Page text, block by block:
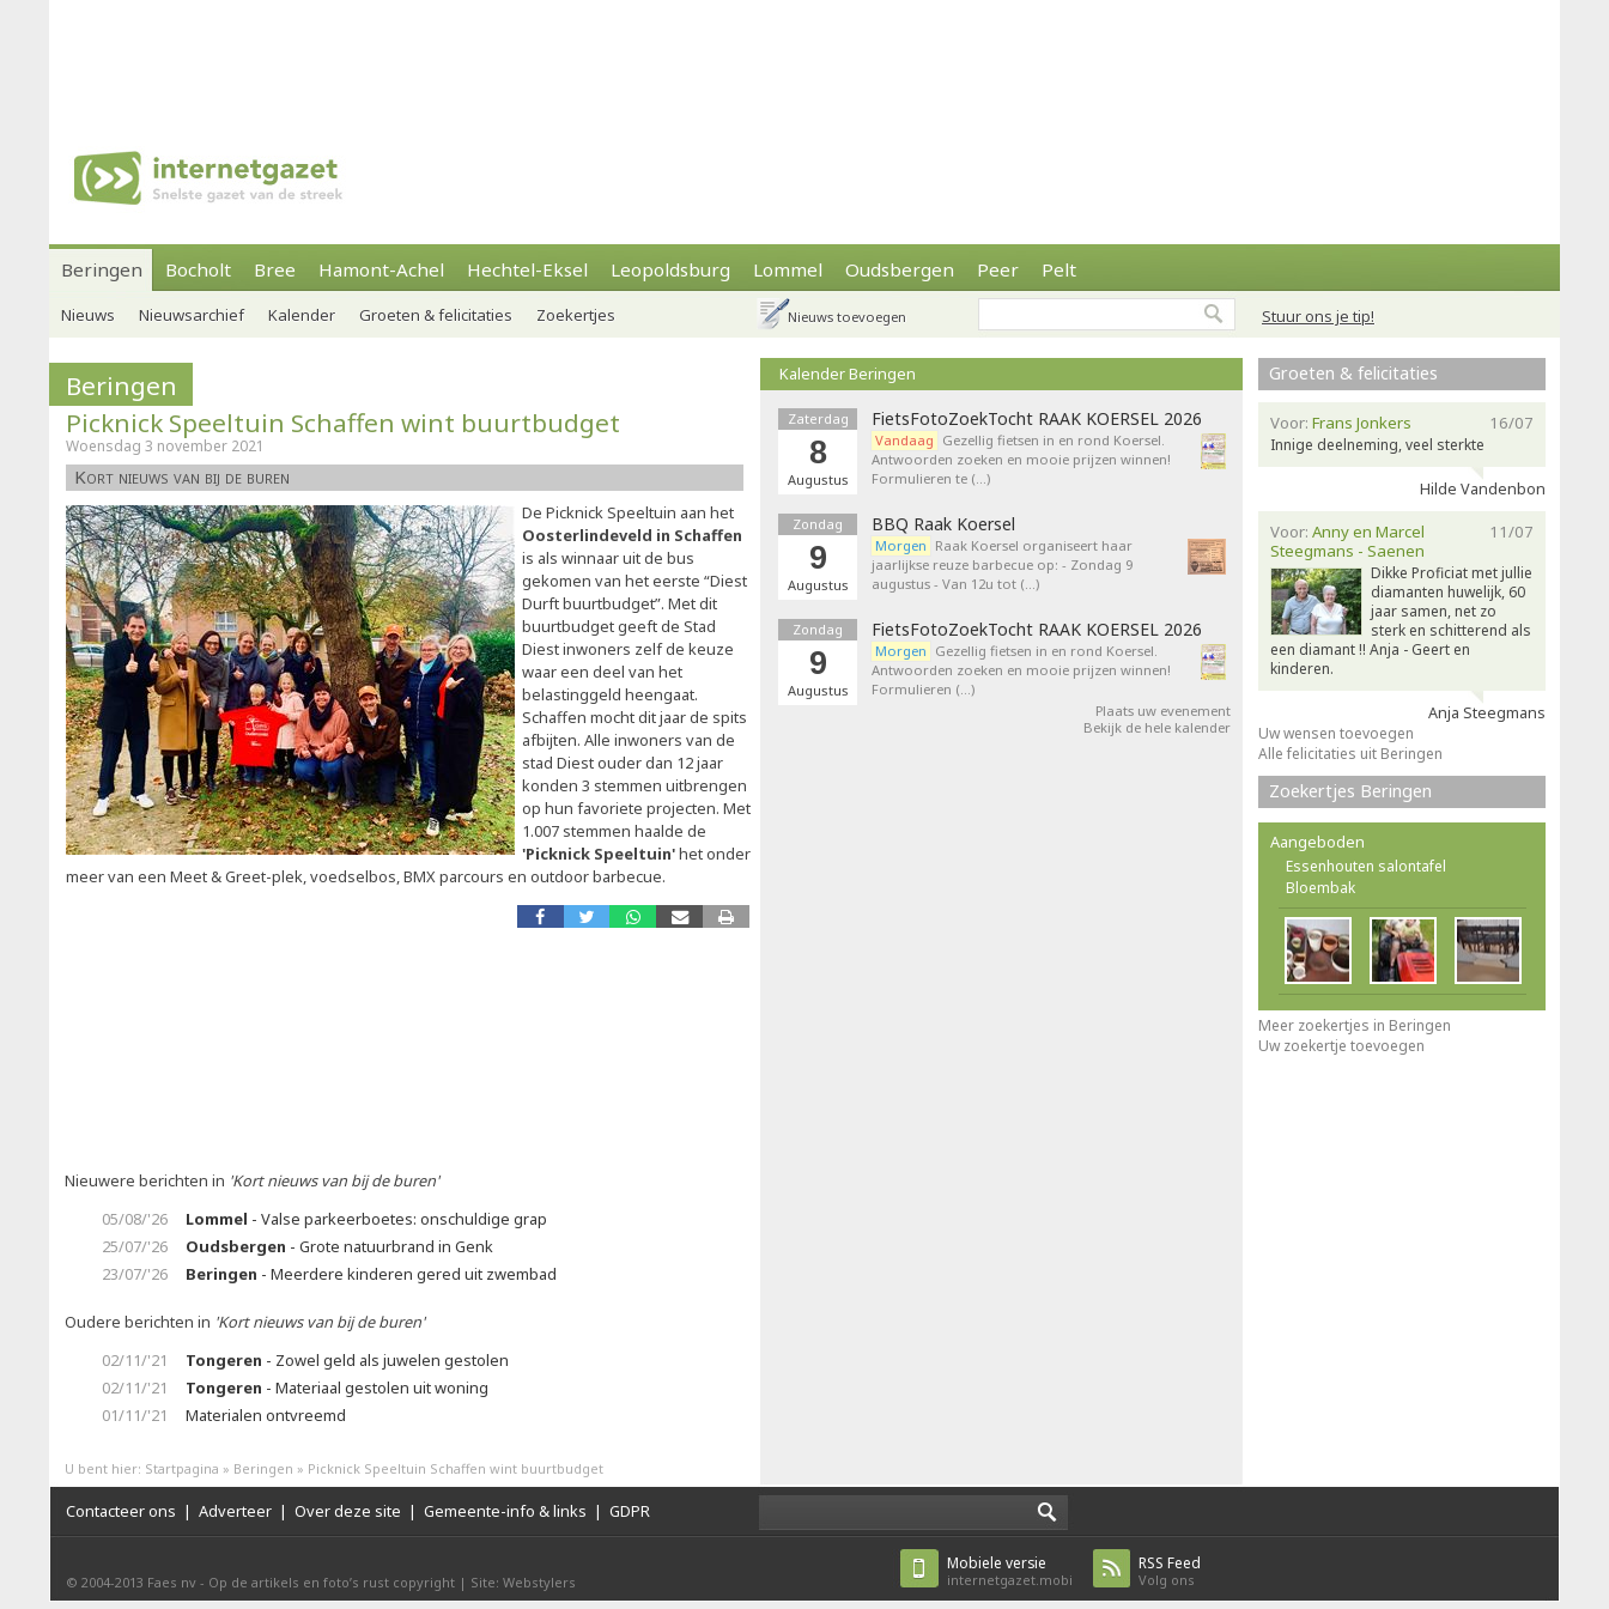
Beringen Bocholt Bree Hamont-Achel Hechtel-Eksel Leopoldsburg Lommel Oudsbergen Peer Pelt
Stuur ons je tip!
Nieuws Nieuwsarchief Kalender Groeten & felicitaties Zoekertjes Nieuws toevoegen
Beringen
Picknick Speeltuin Schaffen wint buurtbudget
Woensdag 3 november 2021
Kort nieuws van bij de buren
De Picknick Speeltuin aan het
Oosterlindeveld in Schaffen
is als winnaar uit de bus
gekomen van het eerste “Diest
Durft buurtbudget”. Met dit
buurtbudget geeft de Stad
Diest inwoners zelf de keuze
waar een deel van het
belastinggeld heengaat.
Schaffen mocht dit jaar de spits
afbijten. Alle inwoners van de
stad Diest ouder dan 12 jaar
konden 3 stemmen uitbrengen
op hun favoriete projecten. Met
1.007 stemmen haalde de
'Picknick Speeltuin'het onder
meer van een Meet & Greet-plek, voedselbos, BMX parcours en outdoor barbecue.
Nieuwere berichten in 'Kort nieuws van bij de buren'
05/08/'26
Lommel - Valse parkeerboetes: onschuldige grap
25/07/'26
Oudsbergen - Grote natuurbrand in Genk
23/07/'26
Beringen - Meerdere kinderen gered uit zwembad
Oudere berichten in 'Kort nieuws van bij de buren'
02/11/'21
Tongeren - Zowel geld als juwelen gestolen
02/11/'21
Tongeren - Materiaal gestolen uit woning
01/11/'21
Materialen ontvreemd
Kalender Beringen
Zaterdag
8
Augustus
FietsFotoZoekTocht RAAK KOERSEL 2026
Vandaag Gezellig fietsen in en rond Koersel.
Antwoorden zoeken en mooie prijzen winnen!
Formulieren te (…)
Zondag
9
Augustus
BBQ Raak Koersel
Morgen Raak Koersel organiseert haar
jaarlijkse reuze barbecue op: - Zondag 9
augustus - Van 12u tot (…)
Zondag
9
Augustus
FietsFotoZoekTocht RAAK KOERSEL 2026
Morgen Gezellig fietsen in en rond Koersel.
Antwoorden zoeken en mooie prijzen winnen!
Formulieren (…)
Plaats uw evenement
Bekijk de hele kalender
Groeten & felicitaties
16/07
Voor: Frans Jonkers
Innige deelneming, veel sterkte
Hilde Vandenbon
11/07
Voor: Anny en Marcel
Steegmans - Saenen
Dikke Proficiat met jullie
diamanten huwelijk, 60
jaar samen, net zo
sterk en schitterend als
een diamant !! Anja - Geert en
kinderen.
Anja Steegmans
Uw wensen toevoegen
Alle felicitaties uit Beringen
Zoekertjes Beringen
Aangeboden
Essenhouten salontafel
Bloembak
Meer zoekertjes in Beringen
Uw zoekertje toevoegen
U bent hier: Startpagina » Beringen » Picknick Speeltuin Schaffen wint buurtbudget
Contacteer ons | Adverteer | Over deze site | Gemeente-info & links | GDPR
© 2004-2013 Faes nv - Op de artikels en foto’s rust copyright | Site: Webstylers
RSS Feed
Volg ons
Mobiele versie
internetgazet.mobi